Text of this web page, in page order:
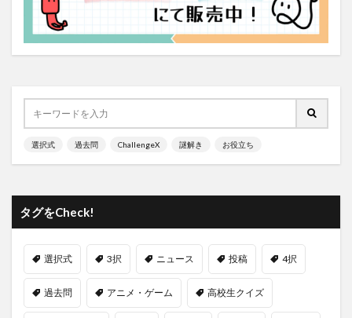
選択式 過去問 ChallengeX 謎解き お役立ち
タグをCheck!
選択式 3択 ニュース 投稿 4択
過去問 アニメ・ゲーム 高校生クイズ